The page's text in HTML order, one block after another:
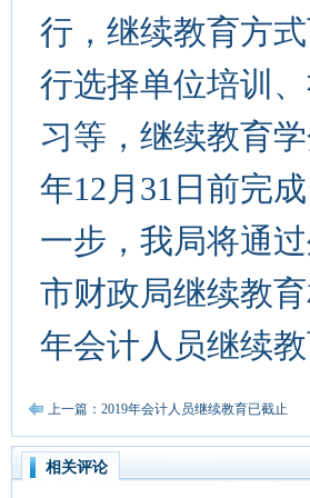
行，继续教育方
行选择单位培训
习等，继续教育
年12月 31 日前完
一步，我局将通
市财政局继续教
年会计人员继续
上一篇：2019年会计人员继续教育已截止
相关评论